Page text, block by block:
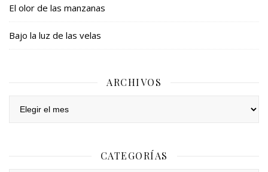
El olor de las manzanas
Bajo la luz de las velas
ARCHIVOS
CATEGORÍAS